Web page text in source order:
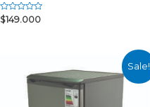
Rated
0
$149.000
Sale!